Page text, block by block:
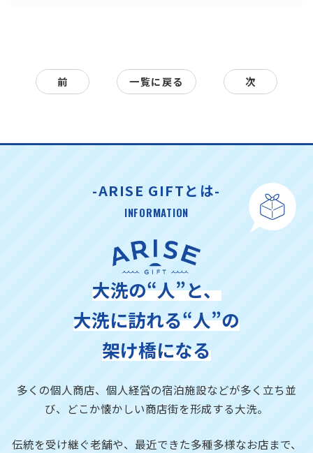
前 一覧に戻る 次
-ARISE GIFTとは-
INFORMATION
大洗の“人”と、
大洗に訪れる“人”の
架け橋になる
多くの個人商店、個人経営の宿泊施設などが多く立ち並
び、 どこか懐かしい商店街を形成する大洗。
伝統を受け継ぐ老舗や、最近できた多種多様なお店まで、